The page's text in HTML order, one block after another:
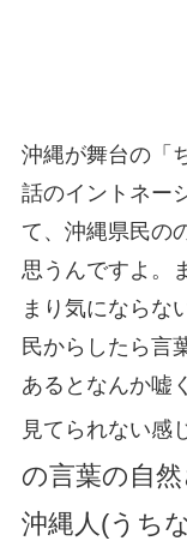
沖縄が舞台の「
話のイントネー
て、沖縄県民の
思うんですよ。
まり気にならな
民からしたら言
あるとなんか嘘
見てられない感
の言葉の自
沖縄人(うち